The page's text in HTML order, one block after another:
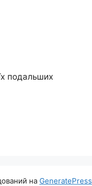
подальших
на GeneratePress